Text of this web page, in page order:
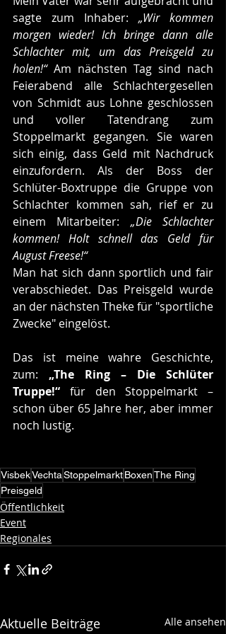
sagte zum Inhaber: „Wir kommen
morgen wieder! Ich bringe dann alle
Schlachter mit, um das Preisgeld zu
holen!“ Am nächsten Tag sind nach
Feierabend alle Schlachtergesellen
von Schmidt aus Lohne geschlossen
und voller Tatendrang zum
Stoppelmarkt gegangen. Sie waren
sich einig, dass Geld mit Nachdruck
einzufordern. Als der Boss der
Schlüter-Boxtruppe die Gruppe von
Schlachter kommen sah, rief er zu
einem Mitarbeiter: „Die Schlachter
kommen! Holt schnell das Geld für
August Freese!“
Man hat sich dann sportlich und fair
verabschiedet. Das Preisgeld wurde
an der nächsten Theke für "sportliche
Zwecke" eingelöst.
Das ist meine wahre Geschichte,
zum: „The Ring – Die Schlüter
Truppe!“ für den Stoppelmarkt –
schon über 65 Jahre her, aber immer
noch lustig.
VisbekVechtaStoppelmarktBoxenThe Ring
Preisgeld
Öffentlichkeit
Event
Regionales
Aktuelle Beiträge Alle ansehen